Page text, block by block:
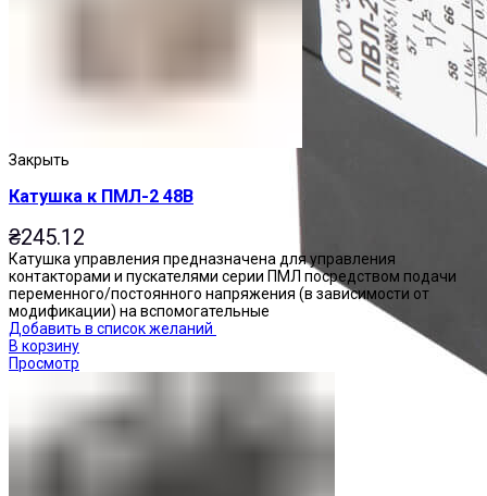
Закрыть
Катушка к ПМЛ-2 48В
₴245.12
Катушка управления предназначена для управления
контакторами и пускателями серии ПМЛ посредством подачи
переменного/постоянного напряжения (в зависимости от
модификации) на вспомогательные
Добавить в список желаний
В корзину
Просмотр